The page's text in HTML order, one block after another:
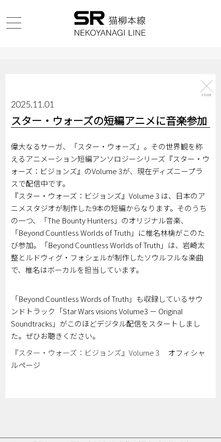
2025.11.01
スター・ウォーズの短編アニメに音楽参加
偉大なるサーガ、「スター・ウォーズ」。その世界観を称
えるアニメーション短編アンソロジーシリーズ『スター・ウ
ォーズ：ビジョンズ』のVolume 3が、現在ディズニープラ
スで配信中です。
『スター・ウォーズ：ビジョンズ』Volume 3 は、日本のア
ニメスタジオが制作した9本の短編からなります。そのうち
の一つ、「The Bounty Hunters」のオリジナル音楽、
「Beyond Countless Worlds of Truth」に椎名林檎がこのた
び参加。「Beyond Countless Worlds of Truth」は、岩崎太
整とルドウィグ・フォシェルが制作したソウルフルな楽曲
で、椎名はボーカルを担当しています。
「Beyond Countless Words of Truth」も収録しているサウ
ンドトラック「Star Wars visions Volume3 － Original
Soundtracks」がこのほどデジタル配信をスタートしまし
た。ぜひお聴きください。
『スター・ウォーズ：ビジョンズ』Volume 3
オフィシャ
ルページ